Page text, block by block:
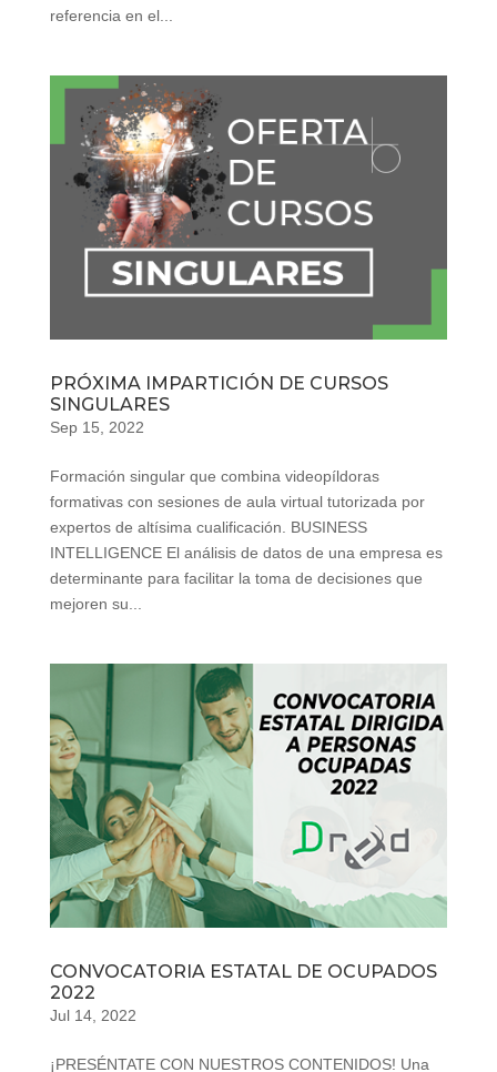
referencia en el...
PRÓXIMA IMPARTICIÓN DE CURSOS
SINGULARES
Sep 15, 2022
Formación singular que combina videopíldoras
formativas con sesiones de aula virtual tutorizada por
expertos de altísima cualificación. BUSINESS
INTELLIGENCE El análisis de datos de una empresa es
determinante para facilitar la toma de decisiones que
mejoren su...
CONVOCATORIA ESTATAL DE OCUPADOS
2022
Jul 14, 2022
¡PRESÉNTATE CON NUESTROS CONTENIDOS! Una